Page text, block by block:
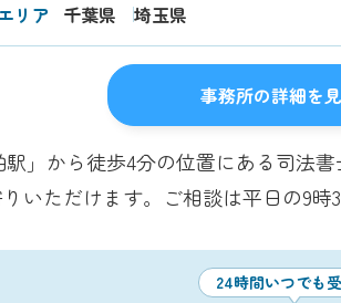
リア 千葉県 埼玉県
事務所の詳細を
」から徒歩4分の位置にある司法
いただけます。ご相談は平日の9時
24時間いつでも